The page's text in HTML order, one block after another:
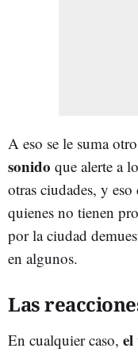
A eso se le suma
sonido que alerte a
otras ciudades, y
quienes no tienen
por la ciudad
en algunos.
Las
En cualquier caso, el